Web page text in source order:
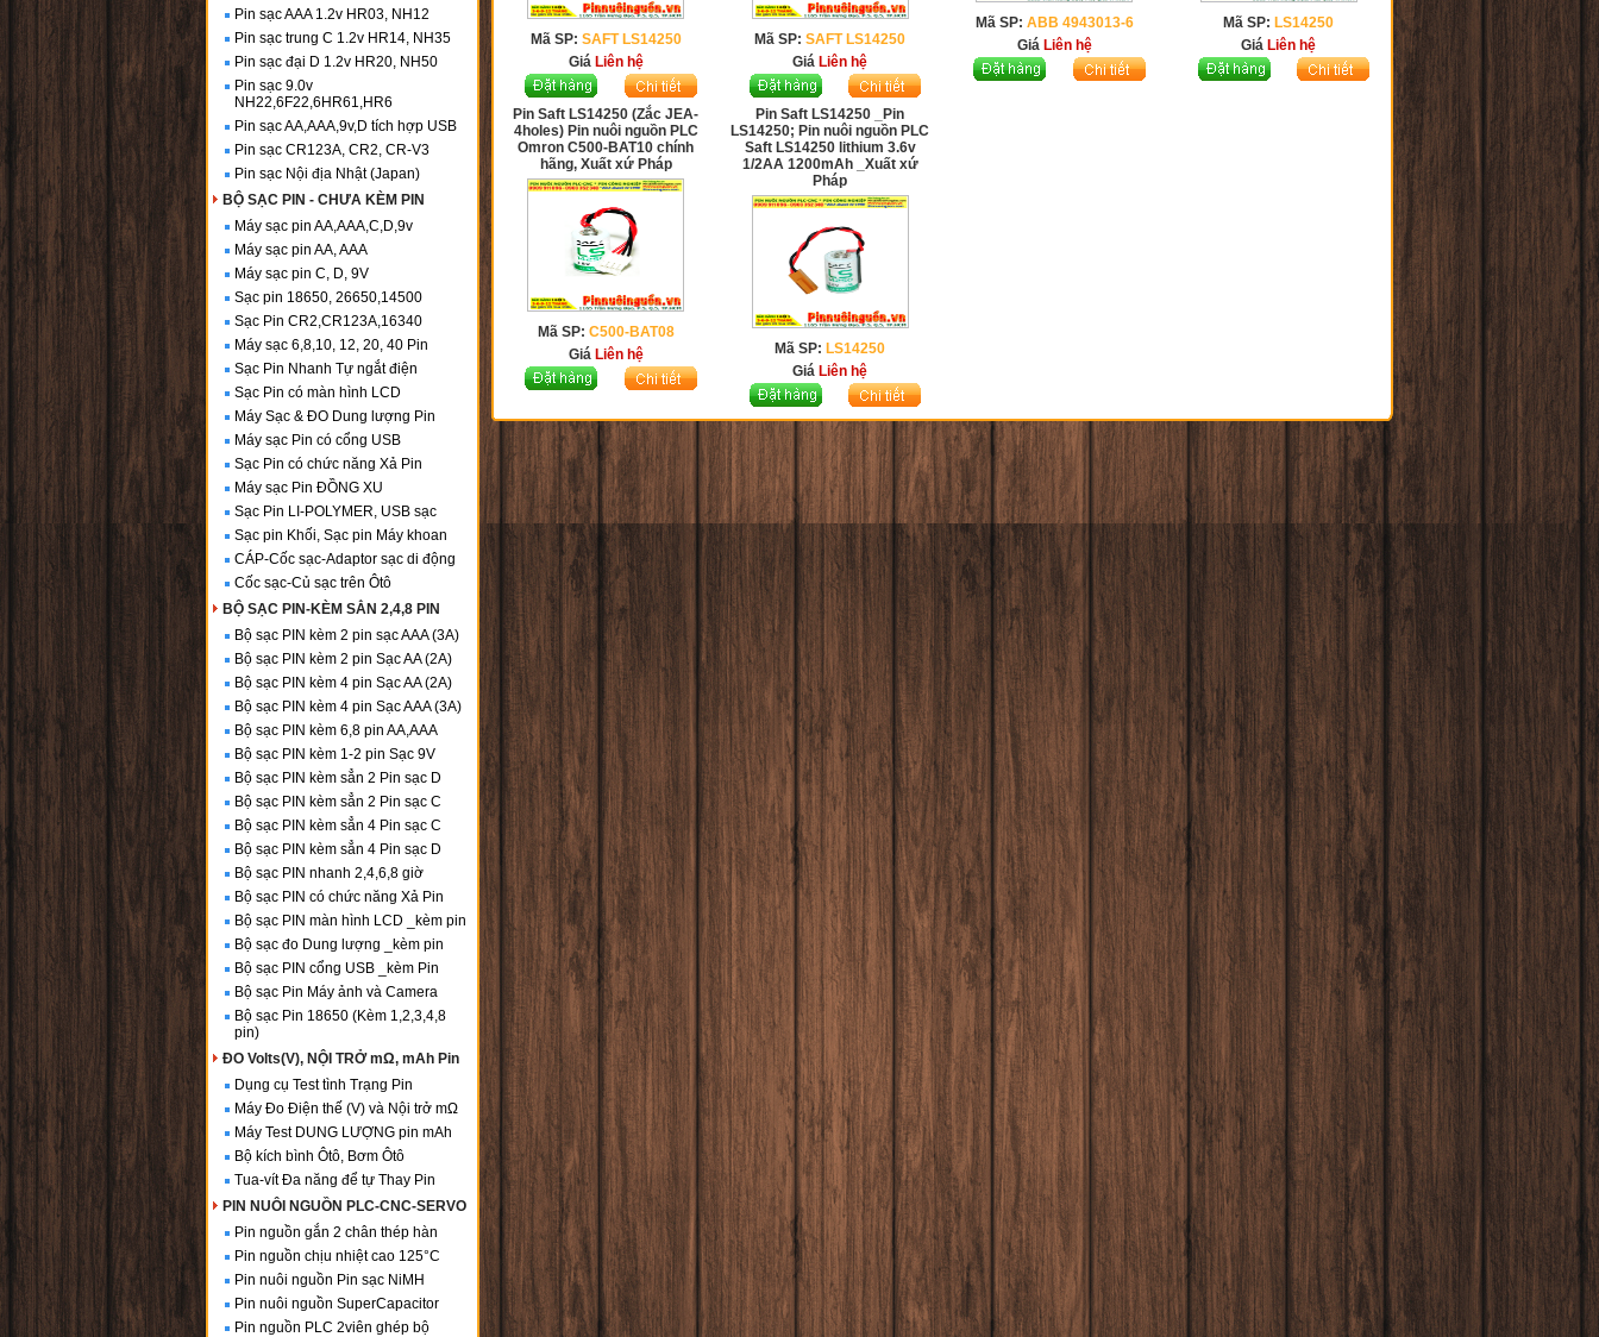
Pin sạc AAA 1.2v HR03, NH12
Pin sạc trung C 1.2v HR14, NH35
Pin sạc đại D 1.2v HR20, NH50
Pin sạc 9.0v
NH22,6F22,6HR61,HR6
Pin sạc AA,AAA,9v,D tích hợp USB
Pin sạc CR123A, CR2, CR-V3
Pin sạc Nội địa Nhật (Japan)
BỘ SẠC PIN - CHƯA KÈM PIN
Máy sạc pin AA,AAA,C,D,9v
Máy sạc pin AA, AAA
Máy sạc pin C, D, 9V
Sạc pin 18650, 26650,14500
Sạc Pin CR2,CR123A,16340
Máy sạc 6,8,10, 12, 20, 40 Pin
Sạc Pin Nhanh Tự ngắt điện
Sạc Pin có màn hình LCD
Máy Sạc & ĐO Dung lượng Pin
Máy sạc Pin có cổng USB
Sạc Pin có chức năng Xả Pin
Máy sạc Pin ĐỒNG XU
Sạc Pin LI-POLYMER, USB sạc
Sạc pin Khối, Sạc pin Máy khoan
CÁP-Cốc sạc-Adaptor sạc di động
Cốc sạc-Củ sạc trên Ôtô
BỘ SẠC PIN-KÈM SẲN 2,4,8 PIN
Bộ sạc PIN kèm 2 pin sạc AAA (3A)
Bộ sạc PIN kèm 2 pin Sạc AA (2A)
Bộ sạc PIN kèm 4 pin Sạc AA (2A)
Bộ sạc PIN kèm 4 pin Sạc AAA (3A)
Bộ sạc PIN kèm 6,8 pin AA,AAA
Bộ sạc PIN kèm 1-2 pin Sạc 9V
Bộ sạc PIN kèm sẳn 2 Pin sạc D
Bộ sạc PIN kèm sẳn 2 Pin sạc C
Bộ sạc PIN kèm sẳn 4 Pin sạc C
Bộ sạc PIN kèm sẳn 4 Pin sạc D
Bộ sạc PIN nhanh 2,4,6,8 giờ
Bộ sạc PIN có chức năng Xả Pin
Bộ sạc PIN màn hình LCD _kèm pin
Bộ sạc đo Dung lượng _kèm pin
Bộ sạc PIN cổng USB _kèm Pin
Bộ sạc Pin Máy ảnh và Camera
Bộ sạc Pin 18650 (Kèm 1,2,3,4,8
pin)
ĐO Volts(V), NỘI TRỞ mΩ, mAh Pin
Dụng cụ Test tình Trạng Pin
Máy Đo Điện thế (V) và Nội trở mΩ
Máy Test DUNG LƯỢNG pin mAh
Bộ kích bình Ôtô, Bơm Ôtô
Tua-vít Đa năng để tự Thay Pin
PIN NUÔI NGUỒN PLC-CNC-SERVO
Pin nguồn gắn 2 chân thép hàn
Pin nguồn chịu nhiệt cao 125°C
Pin nuôi nguồn Pin sạc NiMH
Pin nuôi nguồn SuperCapacitor
Pin nguồn PLC 2viên ghép bộ
Mã SP: SAFT LS14250
Giá Liên hệ
Mã SP:SAFT LS14250
Giá Liên hệ
Mã SP: ABB 4943013-6
Giá Liên hệ
Mã SP: LS14250
Giá Liên hệ
Pin Saft LS14250 (Zắc JEA-
4holes) Pin nuôi nguồn PLC
Omron C500-BAT10 chính
hãng, Xuất xứ Pháp
Mã SP: C500-BAT08
Giá Liên hệ
Pin Saft LS14250 _Pin
LS14250; Pin nuôi nguồn PLC
Saft LS14250 lithium 3.6v
1/2AA 1200mAh _Xuất xứ
Pháp
Mã SP: LS14250
Giá Liên hệ